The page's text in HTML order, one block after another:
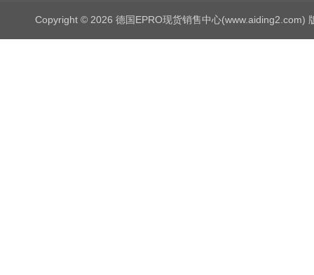
Copyright © 2026 德国EPRO现货销售中心(www.aiding2.com)